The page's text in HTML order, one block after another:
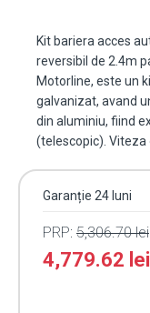
Kit bariera acces
reversibil de 2.4m
Motorline, este un
galvanizat, avand
din aluminiu, fiind
(telescopic). Viteza
Garanție 24 luni
PRP: 5,306.70lei
4,779.62 lei